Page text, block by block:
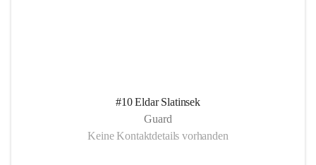
#10 Eldar Slatinsek
Guard
Keine Kontaktdetails vorhanden